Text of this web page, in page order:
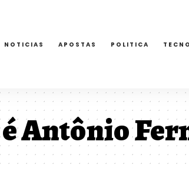
NOTICIAS APOSTAS POLITICA
Antônio